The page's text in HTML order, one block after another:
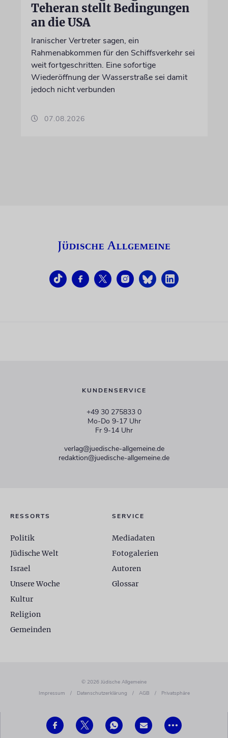
•••
Teheran stellt Bedingungen
an die USA
Iranischer Vertreter sagen, ein
Rahmenabkommen für den Schiffsverkehr sei
weit fortgeschritten. Eine sofortige
Wiederöffnung der Wasserstraße sei damit
jedoch nicht verbunden
07.08.2026
KUNDENSERVICE
+49 30 275833 0
Mo-Do 9-17 Uhr
Fr 9-14 Uhr
verlag@juedische-allgemeine.de
redaktion@juedische-allgemeine.de
RESSORTS
Politik
Jüdische Welt
Israel
Unsere Woche
Kultur
Religion
Gemeinden
SERVICE
Mediadaten
Fotogalerien
Autoren
Glossar
© 2026 Jüdische Allgemeine
Impressum
/ Datenschutzerklärung / AGB / Privatsphäre